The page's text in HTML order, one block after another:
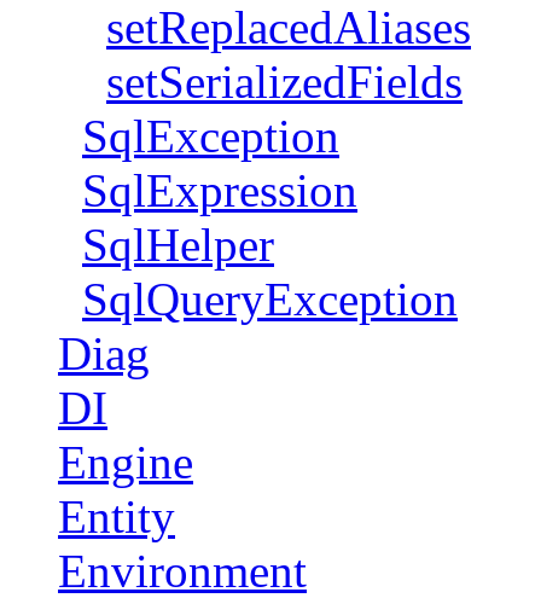
setReplacedAliases
setSerializedFields
SqlException
SqlExpression
SqlHelper
SqlQueryException
Diag
DI
Engine
Entity
Environment